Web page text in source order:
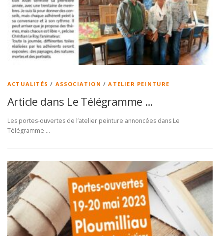
ACTUALITÉS / ASSOCIATION /ATELIER PEINTURE
Article dans Le Télégramme …
Les portes-ouvertes de l’atelier peinture annoncées dans Le
Télégramme …